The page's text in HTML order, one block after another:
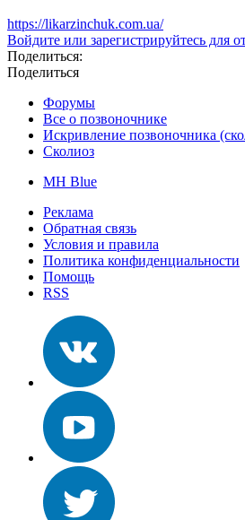
https://likarzinchuk.com.ua/
Войдите или зарегистрируйтесь для
Поделиться:
Поделиться
Форумы
Все о позвоночнике
Искривление позвоночника
Сколиоз
MH Blue
Реклама
Обратная связь
Условия и правила
Политика конфиденциальности
Помощь
RSS